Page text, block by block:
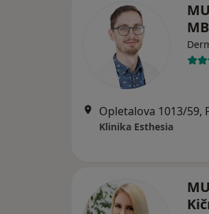
Opletalova 1013/59,
Klinika Esthesia